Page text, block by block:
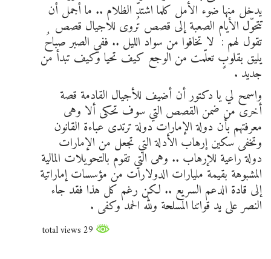
يدخل منها ضوء الأمل كلما اشتدّ الظلام .. ما أجمل أن
تتحوّل الأيام الصعبة إلى قصص تُروى للاجيال قصص
تقول لهم : لا تخافوا من سواد الليل .. ففي الصبر صباحُ
يليق بقلوبٍ تعلّمت من الوجع كيف تحيا وكيف تبدأ من
جديد .
واسمح لي يا دكتور أن أضيف للأجيال القادمة قصة
أخرى من ضمن القصص التي سوف تحكى ألا وهى
معرفتهم بأن دولة الإمارات دولة ترتدى عباءة القانون
وتخفى سكين إرهاب الأدلة التي تجعل من الإمارات
دولة راعية للإرهاب .. وهى التي تقوم بالتحويلات المالية
المشبوهة بقيمة مليارات الدولارات من مؤسسات إماراتية
إلى قادة الدعم السريع .. لكن رغم كل هذا فقد جاء
النصر على يد قواتنا المسلحة ولله الحمد وكفى .